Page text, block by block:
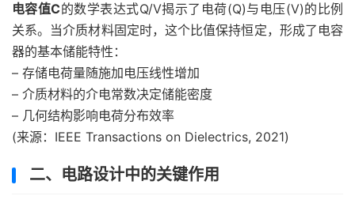
电容值C的数学表达式Q/V揭示了电荷(Q)与电压(V)的比例
关系。当介质材料固定时，这个比值保持恒定，形成了电容
器的基本储能特性：
– 存储电荷量随施加电压线性增加
– 介质材料的介电常数决定储能密度
– 几何结构影响电荷分布效率
(来源：IEEE Transactions on Dielectrics, 2021)
二、电路设计中的关键作用